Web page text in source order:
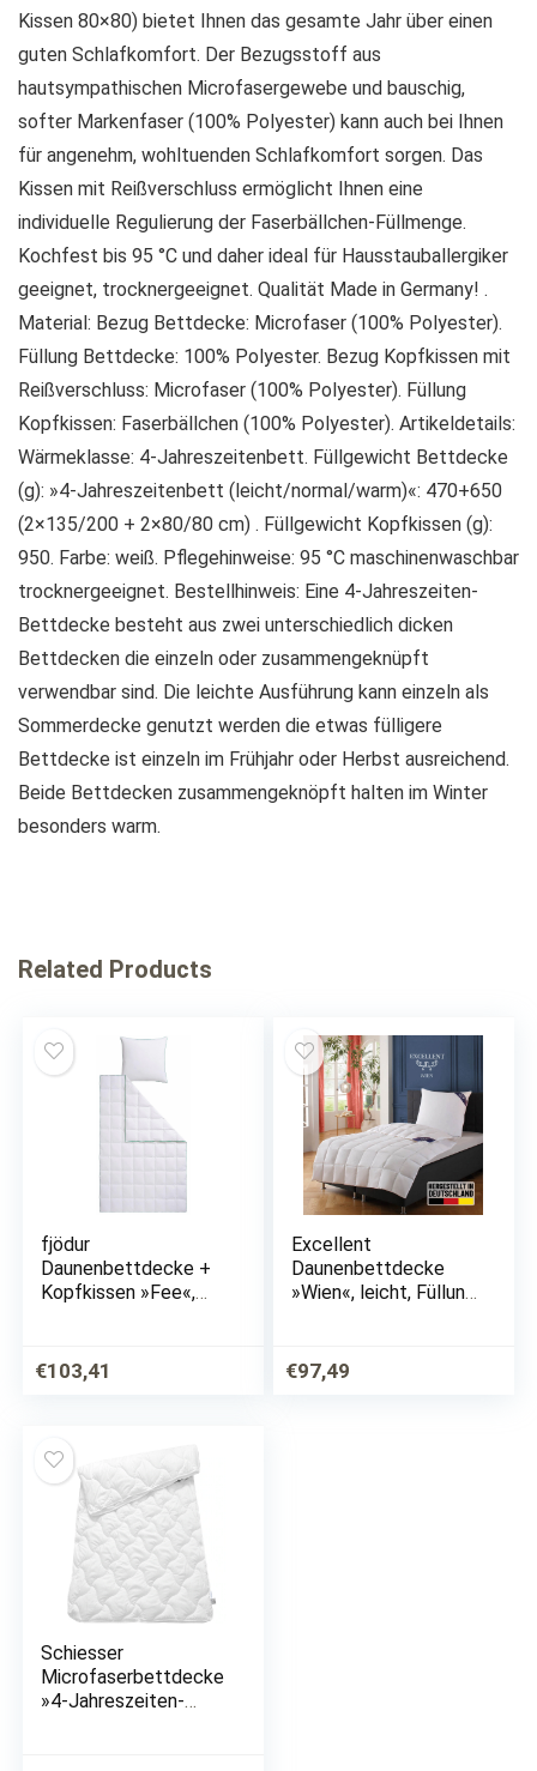
Kissen 80×80) bietet Ihnen das gesamte Jahr über einen
guten Schlafkomfort. Der Bezugsstoff aus
hautsympathischen Microfasergewebe und bauschig,
softer Markenfaser (100% Polyester) kann auch bei Ihnen
für angenehm, wohltuenden Schlafkomfort sorgen. Das
Kissen mit Reißverschluss ermöglicht Ihnen eine
individuelle Regulierung der Faserbällchen-Füllmenge.
Kochfest bis 95 °C und daher ideal für Hausstauballergiker
geeignet, trocknergeeignet. Qualität Made in Germany! .
Material: Bezug Bettdecke: Microfaser (100% Polyester).
Füllung Bettdecke: 100% Polyester. Bezug Kopfkissen mit
Reißverschluss: Microfaser (100% Polyester). Füllung
Kopfkissen: Faserbällchen (100% Polyester). Artikeldetails:
Wärmeklasse: 4-Jahreszeitenbett. Füllgewicht Bettdecke
(g): »4-Jahreszeitenbett (leicht/normal/warm)«: 470+650
(2×135/200 + 2×80/80 cm) . Füllgewicht Kopfkissen (g):
950. Farbe: weiß. Pflegehinweise: 95 °C maschinenwaschbar
trocknergeeignet. Bestellhinweis: Eine 4-Jahreszeiten-
Bettdecke besteht aus zwei unterschiedlich dicken
Bettdecken die einzeln oder zusammengeknüpft
verwendbar sind. Die leichte Ausführung kann einzeln als
Sommerdecke genutzt werden die etwas fülligere
Bettdecke ist einzeln im Frühjahr oder Herbst ausreichend.
Beide Bettdecken zusammengeknöpft halten im Winter
besonders warm.
Related Products
fjödur
Daunenbettdecke +
Kopfkissen »Fee«,
€103,41
Excellent
Daunenbettdecke
»Wien«, leicht, Füllung
Baumwolle, (1 St.),
hergestellt in
€97,49
Schiesser
Microfaserbettdecke
»4-Jahreszeiten-